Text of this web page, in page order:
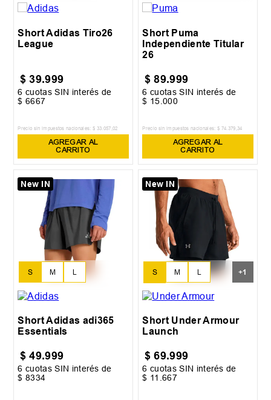
13-14
Short Adidas Tiro26
League
$ 39.999
6 cuotas SIN interés de
$ 6667
Precio sin impuestos nacionales: $ 33 057 02
AGREGAR AL
CARRITO
XL XXL
Short Puma
Independiente Titular
26
$ 89.999
6 cuotas SIN interés de
$ 15 .000
Precio sin impuestos nacionales: $ 74 379 34
AGREGAR AL
CARRITO
New IN
S M L
Short Adidas adi365
Essentials
$ 49.999
6 cuotas SIN interés de
$ 8334
New IN
S M L
XL
+1
Short Under Armour
Launch
$ 69.999
6 cuotas SIN interés de
$ 11 .667